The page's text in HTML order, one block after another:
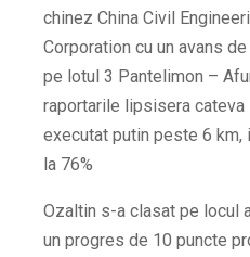
chinez China Civil
Corporation cu un avans
pe lotul 3 Pantelimon –
raportarile lipsisera cateva
executat putin peste 6 km,
la 76%
Ozaltin s-a clasat pe locul
un progres de 10 puncte